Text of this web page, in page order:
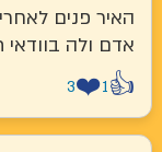
פנים לאחרים
בוודאי תאיר
3